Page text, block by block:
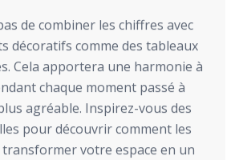
de combiner les chiffres avec
décoratifs comme des tableaux
Cela apportera une harmonie à
chaque moment passé à
agréable. Inspirez-vous des
pour découvrir comment les
votre espace en un